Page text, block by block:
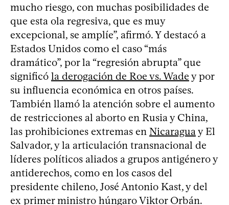
mucho riesgo, con muchas posibilidades de
que esta ola regresiva, que es muy
excepcional, se amplíe”, afirmó. Y destacó a
Estados Unidos como el caso “más
dramático”, por la “regresión abrupta” que
significó la derogación de Roe vs. Wade y por
su influencia económica en otros países.
También llamó la atención sobre el aumento
de restricciones al aborto en Rusia y China,
las prohibiciones extremas en Nicaraguay El
Salvador, y la articulación transnacional de
líderes políticos aliados a grupos antigénero y
antiderechos, como en los casos del
presidente chileno, José Antonio Kast, y del
ex primer ministro húngaro Viktor Orbán.